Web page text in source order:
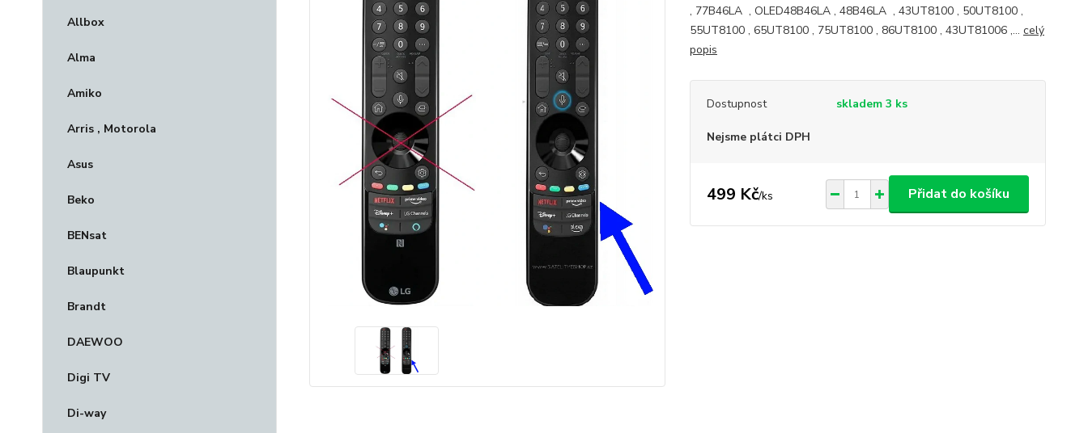
Allbox
Alma
Amiko
Arris , Motorola
Asus
Beko
BENsat
Blaupunkt
Brandt
DAEWOO
Digi TV
Di-way
, 77B46LA , OLED48B46LA , 48B46LA , 43UT8100 , 50UT8100 ,
55UT8100 , 65UT8100 , 75UT8100 , 86UT8100 , 43UT81006 ,... celý
popis
Dostupnost skladem 3 ks
Nejsme plátci DPH
499 Kč/ks Přidat do košíku